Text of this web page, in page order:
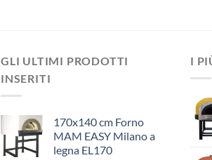
GLI ULTIMI PRODOTTI
INSERITI
170x140 cm Forno
MAM EASY Milano a
legna EL170
I